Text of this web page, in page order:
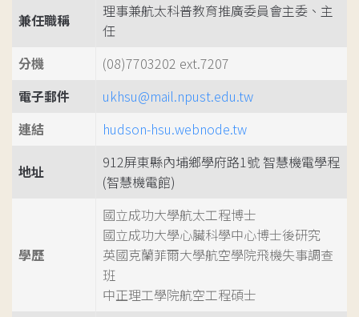
兼任職稱
理事兼航太科普教育推廣委員會主委、主
任
分機
(08)7703202 ext.7207
電子郵件
ukhsu@mail.npust.edu.tw
連結
hudson-hsu.webnode.tw
地址
912屏東縣內埔鄉學府路1號 智慧機電學程
(智慧機電館)
學歷
國立成功大學航太工程博士
國立成功大學心臟科學中心博士後研究
英國克蘭菲爾大學航空學院飛機失事調查
班
中正理工學院航空工程碩士